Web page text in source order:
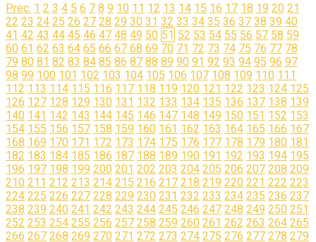
Prec. 1 2 3 4 5 6 7 8 9 10 11 12 13 14 15 16 17 18 19 20 21
22 23 24 25 26 27 28 29 30 31 32 33 34 35 36 37 38 39 40
41 42 43 44 45 46 47 48 49 50 51 52 53 54 55 56 57 58 59
60 61 62 63 64 65 66 67 68 69 70 71 72 73 74 75 76 77 78
79 80 81 82 83 84 85 86 87 88 89 90 91 92 93 94 95 96 97
98 99 100 101 102 103 104 105 106 107 108 109 110 111
112 113 114 115 116 117 118 119 120 121 122 123 124 125
126 127 128 129 130 131 132 133 134 135 136 137 138 139
140 141 142 143 144 145 146 147 148 149 150 151 152 153
154 155 156 157 158 159 160 161 162 163 164 165 166 167
168 169 170 171 172 173 174 175 176 177 178 179 180 181
182 183 184 185 186 187 188 189 190 191 192 193 194 195
196 197 198 199 200 201 202 203 204 205 206 207 208 209
210 211 212 213 214 215 216 217 218 219 220 221 222 223
224 225 226 227 228 229 230 231 232 233 234 235 236 237
238 239 240 241 242 243 244 245 246 247 248 249 250 251
252 253 254 255 256 257 258 259 260 261 262 263 264 265
266 267 268 269 270 271 272 273 274 275 276 277 278 279